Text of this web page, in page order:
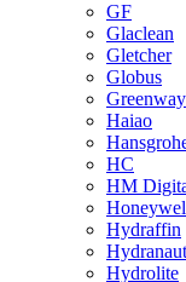
GF
Glaclean
Gletcher
Globus
Greenway
Haiao
HC
HM
Hydraffin
Hydrolite